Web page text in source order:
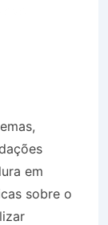
em
sobre o